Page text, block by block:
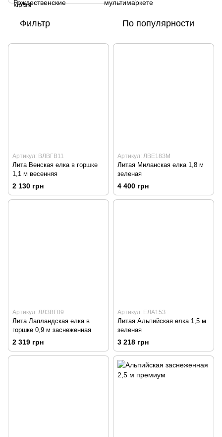
Фильтр По популярности
Артикул: ВЛВГВ11
Лита Венская елка в горшке
1,1 м весенняя
2 130 грн
Артикул: ЛВЕ18ЗМ
Литая Миланская елка 1,8 м
зеленая
4 400 грн
Артикул: ЛЛЗВГ09
Лита Лапландская елка в
горшке 0,9 м заснеженная
2 319 грн
Артикул: ЕЛА15З
Литая Альпийская елка 1,5 м
зеленая
3 218 грн